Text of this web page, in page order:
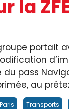
la
portait
pass
au
Transports